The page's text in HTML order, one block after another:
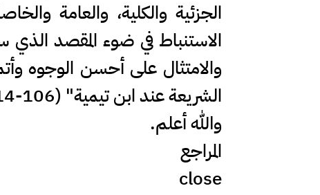
الجزئية والكلية، والعامة
الاستنباط في ضوء المقصد الذي
والامتثال على أحسن الوجوه
الشريعة عند ابن تيمية" (106-114).
والله أعلم.
المراجع
close